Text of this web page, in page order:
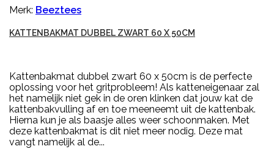
Merk: Beeztees
KATTENBAKMAT DUBBEL ZWART 60 X 50CM
Kattenbakmat dubbel zwart 60 x 50cm is de perfecte
oplossing voor het gritprobleem! Als katteneigenaar zal
het namelijk niet gek in de oren klinken dat jouw kat de
kattenbakvulling af en toe meeneemt uit de kattenbak.
Hierna kun je als baasje alles weer schoonmaken. Met
deze kattenbakmat is dit niet meer nodig. Deze mat
vangt namelijk al de...